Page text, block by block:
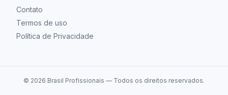
Contato
Termos de uso
Política de Privacidade
© 2026 Brasil Profissionais — Todos os direitos reservados.